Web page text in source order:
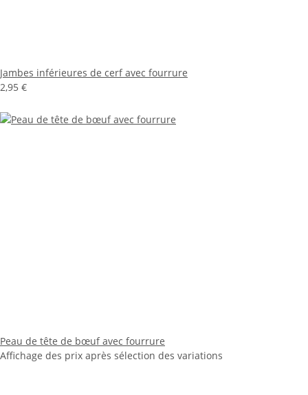
Jambes inférieures de cerf avec fourrure
2,95 €
Peau de tête de bœuf avec fourrure
Affichage des prix après sélection des variations